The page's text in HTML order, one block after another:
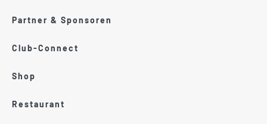
Partner & Sponsoren
Club-Connect
Shop
Restaurant